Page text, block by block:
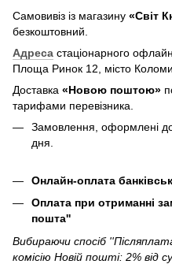
Самовивіз із магазину «Світ
безкоштовний.
Адреса стаціонарного
Площа Ринок 12, місто
Доставка «Новою поштою»
тарифами перевізника.
Замовлення, оформлені
дня.
Онлайн-оплата
Оплата при отриманні
пошта''
Вибираючи спосіб
комісію Новій пошті: 2% від